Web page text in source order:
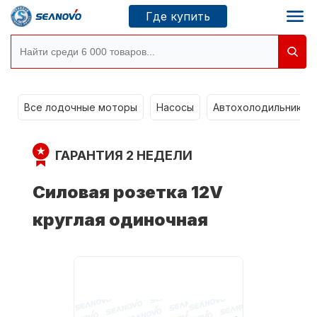
Где купить
Новосибирск
Где купить
Сервисные центры
Моторы SEANOVO
Все лодочные моторы Насосы Автохолодильники
ГАРАНТИЯ 2 НЕДЕЛИ
Силовая розетка 12V
круглая одиночная